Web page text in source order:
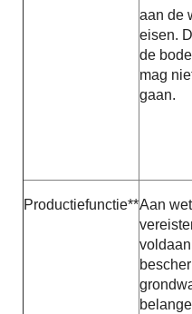
aan de
eisen.
de
mag
gaan.
Productiefunctie**Aan